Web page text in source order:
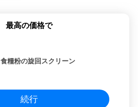
最高の価格で
食糧粉の旋回スクリーン
続行